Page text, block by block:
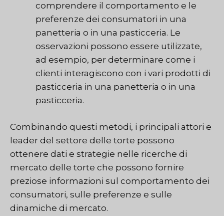
comprendere il comportamento e le
preferenze dei consumatori in una
panetteria o in una pasticceria. Le
osservazioni possono essere utilizzate,
ad esempio, per determinare come i
clienti interagiscono con i vari prodotti di
pasticceria in una panetteria o in una
pasticceria.
Combinando questi metodi, i principali attori e
leader del settore delle torte possono
ottenere dati e strategie nelle ricerche di
mercato delle torte che possono fornire
preziose informazioni sul comportamento dei
consumatori, sulle preferenze e sulle
dinamiche di mercato.